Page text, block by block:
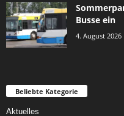
Busse ein
4. August 2026
Beliebte Kategorie
Aktuelles